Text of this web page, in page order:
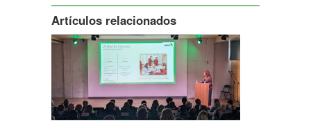
Artículos relacionados